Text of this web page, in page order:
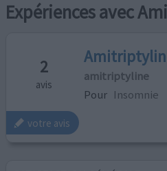
Expériences avec
2
avis
amitriptyline
Pour Insomnie
votre avis